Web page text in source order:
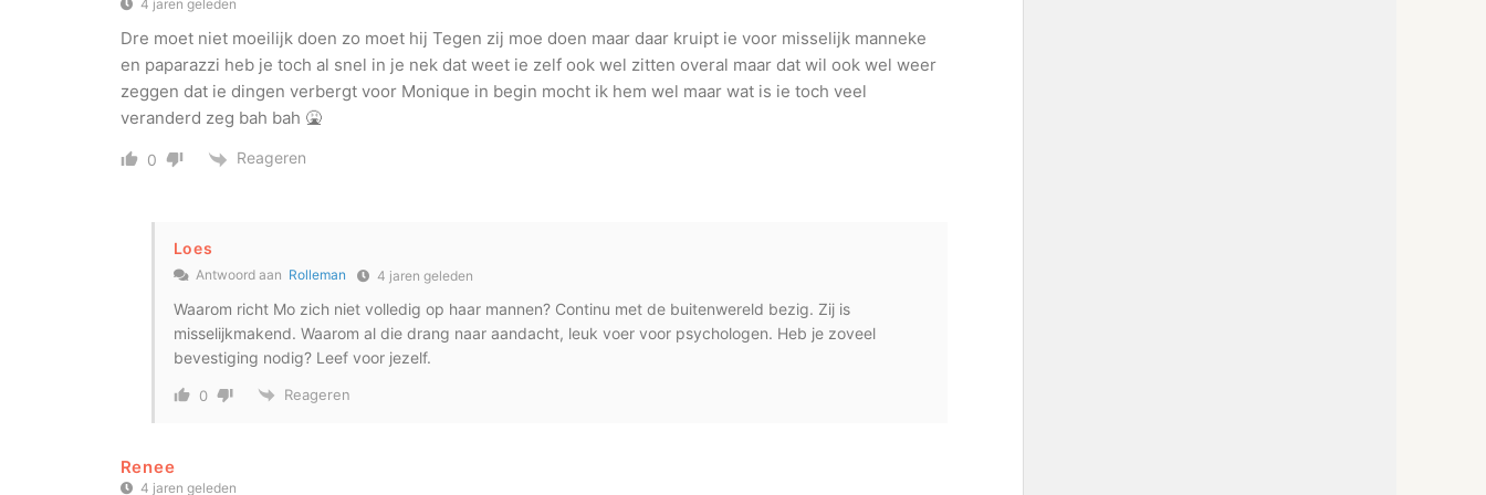
4 jaren geleden
Dre moet niet moeilijk doen zo moet hij Tegen zij moe doen maar daar kruipt ie voor misselijk manneke
en paparazzi heb je toch al snel in je nek dat weet ie zelf ook wel zitten overal maar dat wil ook wel weer
zeggen dat ie dingen verbergt voor Monique in begin mocht ik hem wel maar wat is ie toch veel
veranderd zeg bah bah 🤮
0 Reageren
Loes
Antwoord aan Rolleman 4 jaren geleden
Waarom richt Mo zich niet volledig op haar mannen? Continu met de buitenwereld bezig. Zij is
misselijkmakend. Waarom al die drang naar aandacht, leuk voer voor psychologen. Heb je zoveel
bevestiging nodig? Leef voor jezelf.
0 Reageren
Renee
4 jaren geleden